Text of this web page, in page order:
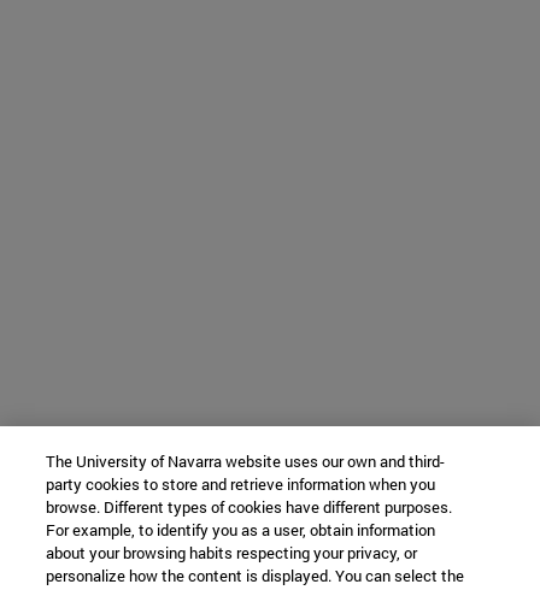
The University of Navarra website uses our own and third-
party cookies to store and retrieve information when you
browse. Different types of cookies have different purposes.
For example, to identify you as a user, obtain information
about your browsing habits respecting your privacy, or
personalize how the content is displayed. You can select the